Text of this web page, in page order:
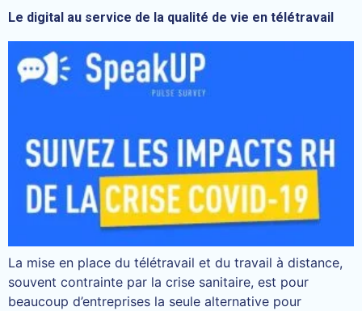
Le digital au service de la qualité de vie en télétravail
La mise en place du télétravail et du travail à distance,
souvent contrainte par la crise sanitaire, est pour
beaucoup d’entreprises la seule alternative pour